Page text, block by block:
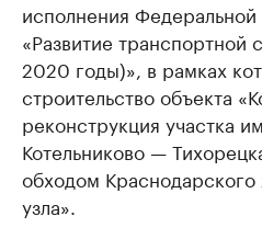
исполнения
«Развитие
2020 годы)», в рамках
строительство объекта
реконструкция участка
Котельниково —
обходом
узла».